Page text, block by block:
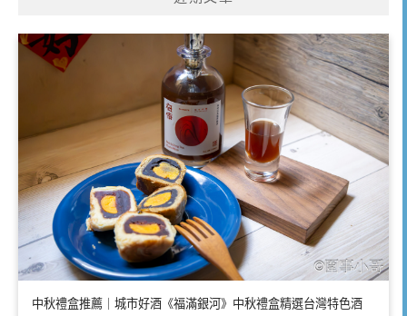
中秋禮盒推薦｜城市好酒《福滿銀河》中秋禮盒精選台灣特色酒